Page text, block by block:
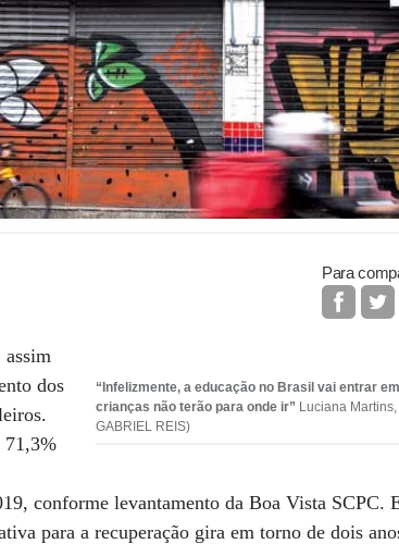
Para
“Infelizmente, a educação no Brasil vai entrar
crianças não terão para onde ir” Luciana
GABRIEL REIS)
assim
dos
71,3%
conforme levantamento da Boa Vista SCPC.
para a recuperação gira em torno de dois